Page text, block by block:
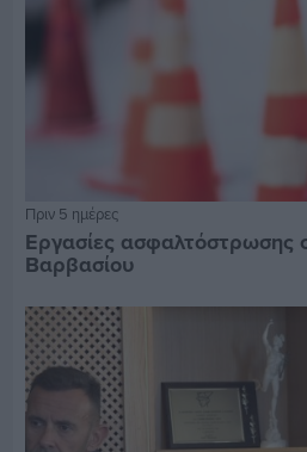
Πριν 5 ημέρες
Εργασίες ασφαλτόστρωσης
Βαρβασίου